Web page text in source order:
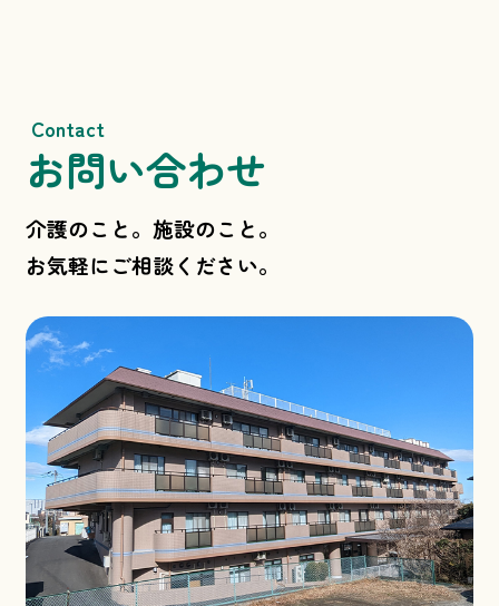
Contact
お問い合わせ
介護のこと。施設のこと。
お気軽にご相談ください。